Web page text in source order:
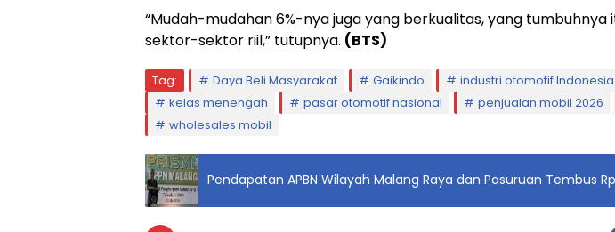
“Mudah-mudahan 6%-nya juga yang berkualitas, yang tumbuhnya
sektor-sektor riil,” tutupnya. (BTS)
Tag: Daya Beli Masyarakat Gaikindo
industri otomotif Indonesia
kelas menengah
pasar otomotif nasional penjualan mobil 2026
wholesales mobil
Pendapatan APBN Wilayah Malang Raya dan Pasuruan Tembus